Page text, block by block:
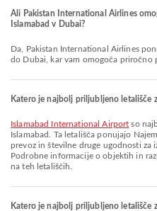
Ali Pakistan International Airlines
Islamabad v Dubai?
Da, Pakistan International Airlines ponuja spletno prijavo na let od Islamabad
do Dubai, kar vam omogoča priročno
Katero je najbolj priljubljeno letališče
Islamabad International Airport so
Islamabad. Ta letališča ponujajo
prevoz in številne druge ugodnosti za
Podrobne informacije o objektih in
na teh letališčih.
Katero je najbolj priljubljeno letališče